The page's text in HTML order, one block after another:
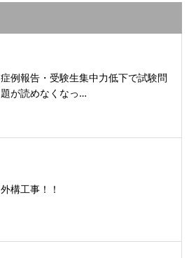
症例報告・受験生集中力低下で試験問
題が読めなくなっ…
外構工事！！